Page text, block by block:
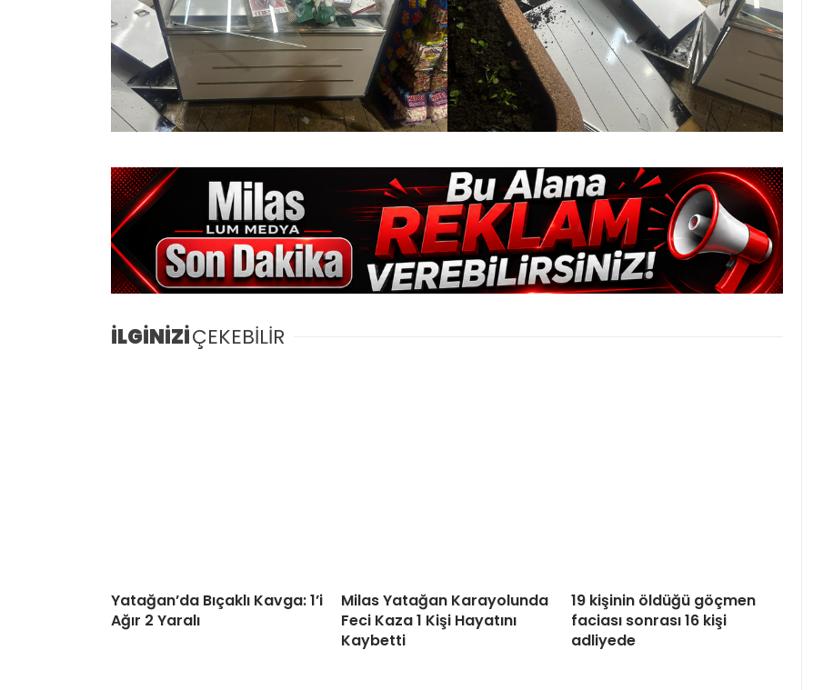
İLGİNİZİÇEKEBİLİR
Yatağan’da Bıçaklı Kavga: 1’i
Ağır 2 Yaralı
Milas Yatağan Karayolunda
Feci Kaza 1 Kişi Hayatını
Kaybetti
19 kişinin öldüğü göçmen
faciası sonrası 16 kişi
adliyede